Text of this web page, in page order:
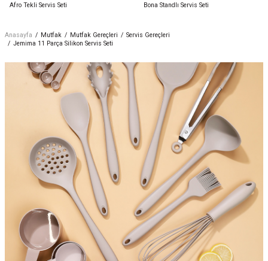
Afro Tekli Servis Seti Bona Standlı Servis Seti
Anasayfa / Mutfak / Mutfak Gereçleri / Servis Gereçleri
/ Jemima 11 Parça Silikon Servis Seti